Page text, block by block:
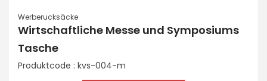
Werberucksäcke
Wirtschaftliche Messe und Symposiums
Tasche
Produktcode : kvs-004-m